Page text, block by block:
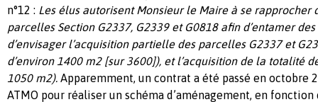
n°12 : Les élus autorisent Monsieur le Maire à se rapprocher
parcelles Section G2337, G2339 et G0818 afin d’entamer
d’envisager l’acquisition partielle des parcelles G2337 et
d’environ 1400 m2 [sur 3600]), et l’acquisition de la totalité
1050 m2). Apparemment, un contrat a été passé en octobre
ATMO pour réaliser un schéma d’aménagement, en fonction